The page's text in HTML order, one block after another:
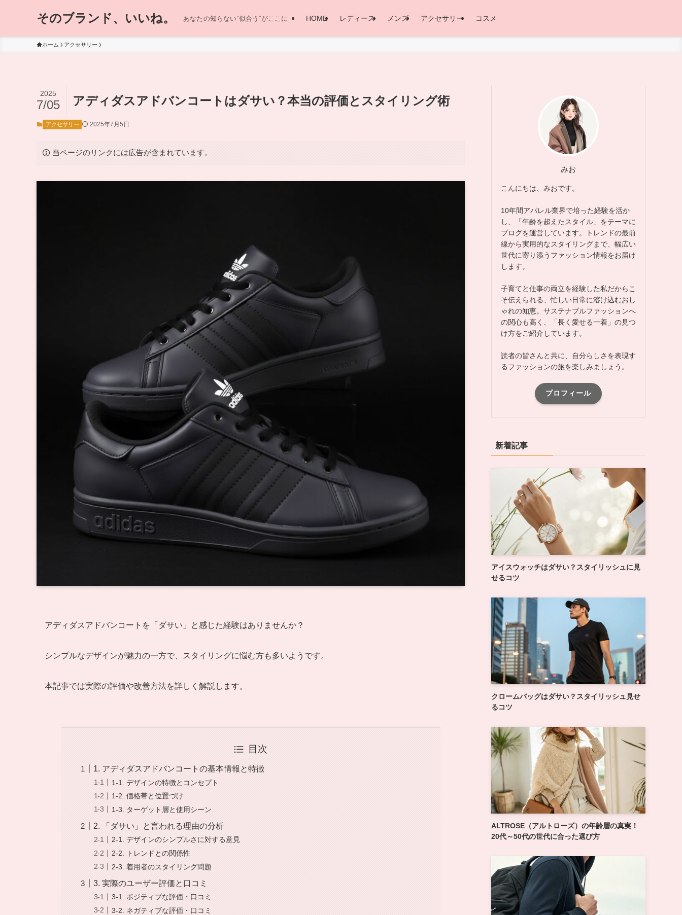
そのブランド、いいね。 あなたの知らない“似合う”がここに HOME レディース メンズ アクセサリー コスメ
ホーム アクセサリー
アディダスアドバンコートはダサい？本当の評価とスタイリング術
2025
7/05
アクセサリー 2025年7月5日
当ページのリンクには広告が含まれています。
アディダスアドバンコートを「ダサい」と感じた経験はありませんか？
シンプルなデザインが魅力の一方で、スタイリングに悩む方も多いようです。
本記事では実際の評価や改善方法を詳しく解説します。
目次
1. アディダスアドバンコートの基本情報と特徴
1-1. デザインの特徴とコンセプト
1-2. 価格帯と位置づけ
1-3. ターゲット層と使用シーン
2. 「ダサい」と言われる理由の分析
2-1. デザインのシンプルさに対する意見
2-2. トレンドとの関係性
2-3. 着用者のスタイリング問題
3. 実際のユーザー評価と口コミ
3-1. ポジティブな評価・口コミ
3-2. ネガティブな評価・口コミ
みお
こんにちは、みおです。
10年間アパレル業界で培った経験を活か
し、「年齢を超えたスタイル」をテーマに
ブログを運営しています。トレンドの最前
線から実用的なスタイリングまで、幅広い
世代に寄り添うファッション情報をお届け
します。
子育てと仕事の両立を経験した私だからこ
そ伝えられる、忙しい日常に溶け込むおし
ゃれの知恵。サステナブルファッションへ
の関心も高く、「長く愛せる一着」の見つ
け方をご紹介しています。
読者の皆さんと共に、自分らしさを表現す
るファッションの旅を楽しみましょう。
プロフィール
新着記事
アイスウォッチはダサい？スタイリッシュに見
せるコツ
クロームバッグはダサい？スタイリッシュ見せ
るコツ
ALTROSE（アルトローズ）の年齢層の真実！
20代～50代の世代に合った選び方